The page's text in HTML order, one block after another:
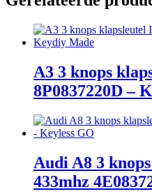
A3 3 knops
8P0837220D –
Audi A8 3
433mhz